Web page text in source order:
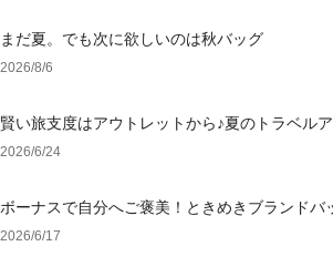
まだ夏。でも次に欲しいのは秋バッグ
2026/8/6
賢い旅支度はアウトレットから♪夏のトラベル
2026/6/24
ボーナスで自分へご褒美！ときめきブランドバ
2026/6/17